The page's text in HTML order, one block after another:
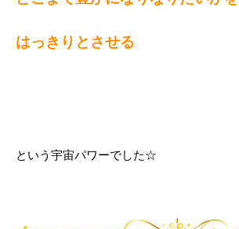
はっきりとさせる
という宇宙パワーでした☆